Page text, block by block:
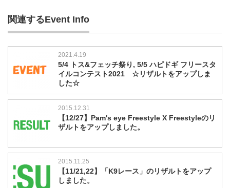
関連するEvent Info
2021.4.19
5/4 トス&フェッチ祭り, 5/5 ハピドギ フリースタ
イルコンテスト2021 ☆リザルトをアップしま
した☆
2015.12.31
【12/27】Pam's eye Freestyle X Freestyleのリ
ザルトをアップしました。
2015.11.25
【11/21,22】「K9レース」のリザルトをアップ
しました。